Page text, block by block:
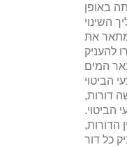
באופן
השינוי
את
להעניק
המים
הביטוי
דורות,
הביטוי.
הדורות,
כל דור